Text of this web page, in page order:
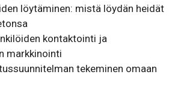
löytäminen: mistä löydän heidät
kontaktointi ja
markkinointi
tekeminen omaan